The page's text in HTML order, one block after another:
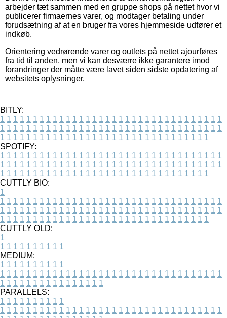
arbejder tæt sammen med en gruppe shops på nettet hvor vi
publicerer firmaernes varer, og modtager betaling under
forudsætning af at en bruger fra vores hjemmeside udfører et
indkøb.
Orientering vedrørende varer og outlets på nettet ajourføres
fra tid til anden, men vi kan desværre ikke garantere imod
forandringer der måtte være lavet siden sidste opdatering af
websitets oplysninger.
BITLY:
1 1 1 1 1 1 1 1 1 1 1 1 1 1 1 1 1 1 1 1 1 1 1 1 1 1 1 1 1 1 1 1 1 1
1 1 1 1 1 1 1 1 1 1 1 1 1 1 1 1 1 1 1 1 1 1 1 1 1 1 1 1 1 1 1 1 1 1
1 1 1 1 1 1 1 1 1 1 1 1 1 1 1 1 1 1 1 1 1 1 1 1 1 1 1 1 1 1 1 1
SPOTIFY:
1 1 1 1 1 1 1 1 1 1 1 1 1 1 1 1 1 1 1 1 1 1 1 1 1 1 1 1 1 1 1 1 1 1
1 1 1 1 1 1 1 1 1 1 1 1 1 1 1 1 1 1 1 1 1 1 1 1 1 1 1 1 1 1 1 1 1 1
1 1 1 1 1 1 1 1 1 1 1 1 1 1 1 1 1 1 1 1 1 1 1 1 1 1 1 1 1 1 1 1
CUTTLY BIO:
1
1 1 1 1 1 1 1 1 1 1 1 1 1 1 1 1 1 1 1 1 1 1 1 1 1 1 1 1 1 1 1 1 1 1
1 1 1 1 1 1 1 1 1 1 1 1 1 1 1 1 1 1 1 1 1 1 1 1 1 1 1 1 1 1 1 1 1 1
1 1 1 1 1 1 1 1 1 1 1 1 1 1 1 1 1 1 1 1 1 1 1 1 1 1 1 1 1 1 1 1
CUTTLY OLD:
1
1 1 1 1 1 1 1 1 1 1
MEDIUM:
1 1 1 1 1 1 1 1 1 1
1 1 1 1 1 1 1 1 1 1 1 1 1 1 1 1 1 1 1 1 1 1 1 1 1 1 1 1 1 1 1 1 1 1
1 1 1 1 1 1 1 1 1 1 1 1 1 1 1 1
PARALLELS:
1 1 1 1 1 1 1 1 1 1
1 1 1 1 1 1 1 1 1 1 1 1 1 1 1 1 1 1 1 1 1 1 1 1 1 1 1 1 1 1 1 1 1 1